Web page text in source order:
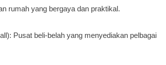
rumah yang bergaya dan praktikal.
Pusat beli-belah yang menyediakan pelbagai